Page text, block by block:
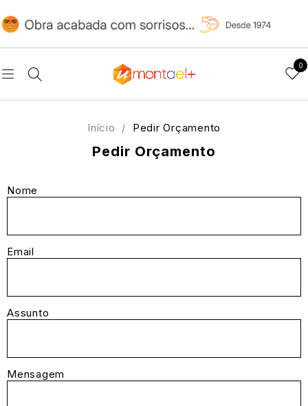
0
Pedir Orçamento
Início / Pedir Orçamento
Nome
Email
Assunto
Mensagem